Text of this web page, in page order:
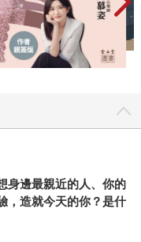
蘭迦納特尤其強調情
動的時刻，甚至在回
當下的想法及決策。
樂時容易想起其他的
首歌叫〈傷心的人別
緒，就能取得行動的
特在書裡分享的大多
印象深刻的是他與朋
順流而下卻遇到一連
。一開始作者覺得這
但在親友的鼓勵與支
身邊最親近的人、你的
，造就今天的你？是什